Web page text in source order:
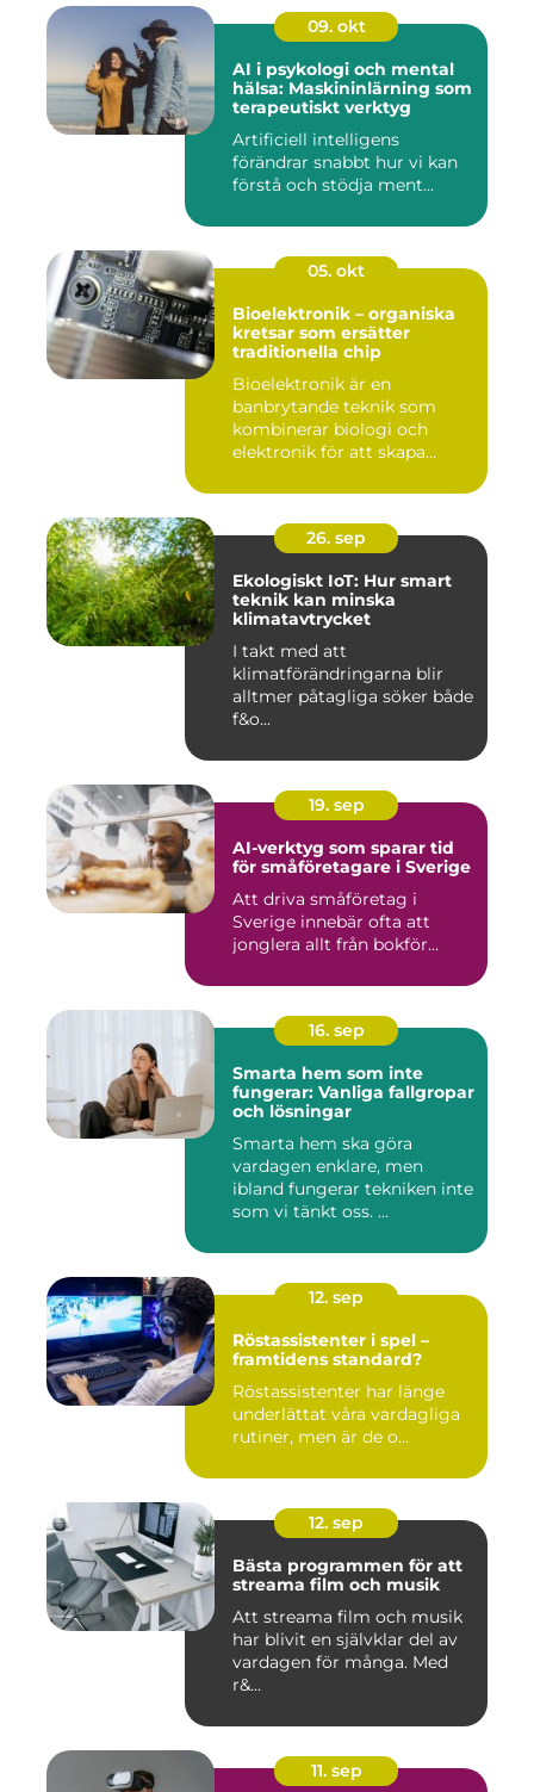
09. okt
AI i psykologi och mental
hälsa: Maskininlärning som
terapeutiskt verktyg
Artificiell intelligens
förändrar snabbt hur vi kan
förstå och stödja ment...
05. okt
Bioelektronik – organiska
kretsar som ersätter
traditionella chip
Bioelektronik är en
banbrytande teknik som
kombinerar biologi och
elektronik för att skapa...
26. sep
Ekologiskt IoT: Hur smart
teknik kan minska
klimatavtrycket
I takt med att
klimatförändringarna blir
alltmer påtagliga söker både
f&o...
19. sep
AI-verktyg som sparar tid
för småföretagare i Sverige
Att driva småföretag i
Sverige innebär ofta att
jonglera allt från bokför...
16. sep
Smarta hem som inte
fungerar: Vanliga fallgropar
och lösningar
Smarta hem ska göra
vardagen enklare, men
ibland fungerar tekniken inte
som vi tänkt oss. ...
12. sep
Röstassistenter i spel –
framtidens standard?
Röstassistenter har länge
underlättat våra vardagliga
rutiner, men är de o...
12. sep
Bästa programmen för att
streama film och musik
Att streama film och musik
har blivit en självklar del av
vardagen för många. Med
r&...
11. sep